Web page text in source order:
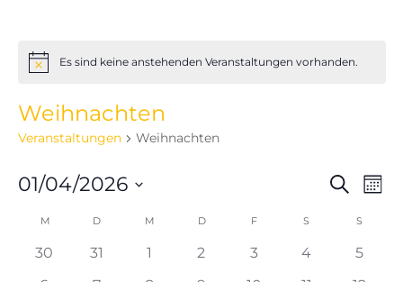
HinweisEs sind keine anstehenden Veranstaltungen vorhanden.
Weihnachten
Veranstaltungen Weihnachten
und
Suche
01/04/2026
wählen.
Kalender
von
M MONTAGDDIENSTAG
M MITTWOCH
DDONNERSTAG
FFREITAG S SAMSTAGS
0
30
0
31
01
0
2
0
3
0
4
0
5